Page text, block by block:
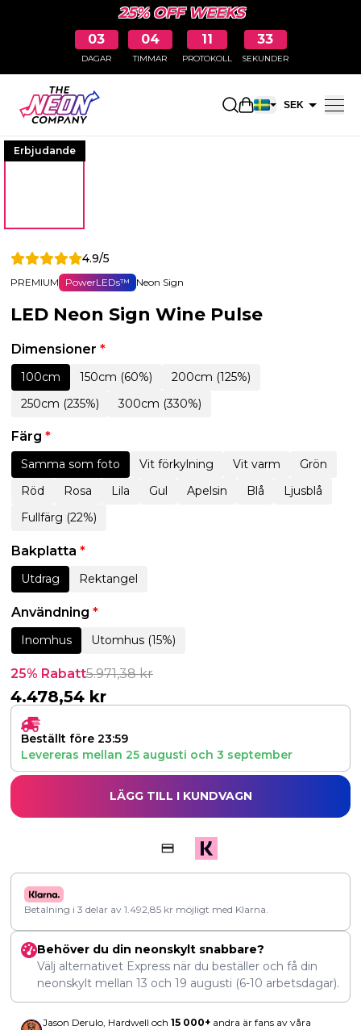
25% OFF WEEKS
03
DAGAR
04
TIMMAR
11
PROTOKOLL
32
SEKUNDER
ÖppnaSEK
Erbjudande
4.9/5
PREMIUM PowerLEDs™ Neon Sign
LED Neon Sign Wine Pulse
Dimensioner *
100cm 150cm (60%)
200cm (125%)
250cm (235%)
300cm (330%)
Färg *
Samma som foto Vit förkylning Vit varm
Grön
Röd
Rosa Lila Gul Apelsin Blå
Ljusblå
Fullfärg (22%)
Bakplatta *
Utdrag Rektangel
Användning *
Inomhus Utomhus (15%)
25% Rabatt5.971,38kr
4.478,54 kr
Beställt före 23:59
Levereras mellan 25 augusti och 3 september
LÄGG TILL I KUNDVAGN
Betalning i 3 delar av 1.492,85 kr möjligt med Klarna.
Behöver du din neonskylt snabbare?
Välj alternativet Express när du beställer och få din
neonskylt mellan 13 och 19 augusti (6-10 arbetsdagar).
Jason Derulo, Hardwell och 15 000+ andra är fans av våra